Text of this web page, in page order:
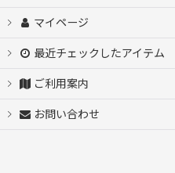
ベスト・ジレ
マイページ
最近チェックしたアイテム
ご利用案内
お問い合わせ